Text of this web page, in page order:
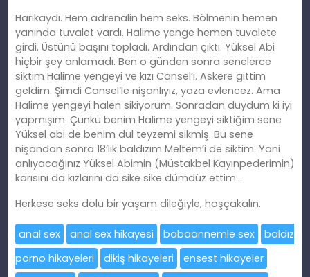
Harikaydı. Hem adrenalin hem seks. Bölmenin hemen
yanında tuvalet vardı. Halime yenge hemen tuvalete
girdi. Üstünü başını topladı. Ardından çıktı. Yüksel Abi
hiçbir şey anlamadı. Ben o günden sonra senelerce
siktim Halime yengeyi ve kızı Cansel’i. Askere gittim
geldim. Şimdi Cansel’le nişanlıyız, yaza evlencez. Ama
Halime yengeyi halen sikiyorum. Sonradan duydum ki iyi
yapmışım. Çünkü benim Halime yengeyi siktiğim sene
Yüksel abi de benim dul teyzemi sikmiş. Bu sene
nişandan sonra 18’lik baldızım Meltem’i de siktim. Yani
anlıyacağınız Yüksel Abimin (Müstakbel Kayınpederimin)
karısını da kızlarını da sike sike dümdüz ettim…
Herkese seks dolu bir yaşam dileğiyle, hoşçakalın.
anal sex anal sex hikayesi babaannemle sex
baldız
porno hikayeleri
dikiş hikayeleri
ensest hikayeler